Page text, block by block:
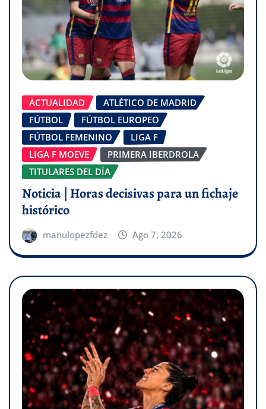
ACTUALIDAD
ATLÉTICO DE MADRID
FÚTBOL
FÚTBOL EUROPEO
FÚTBOL FEMENINO
LIGA F
LIGA F MOEVE
PRIMERA IBERDROLA
TITULARES DEL DÍA
Noticia | Horas decisivas para un fichaje
histórico
manulopezfdez Ago 7, 2026